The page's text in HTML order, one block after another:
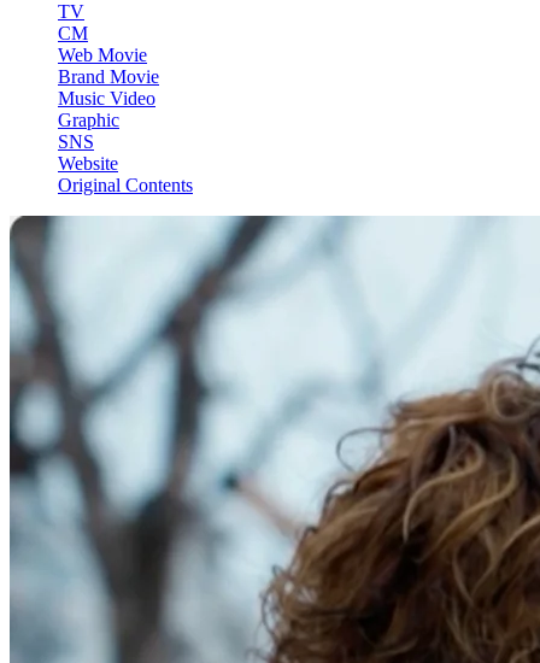
TV
CM
Web Movie
Brand Movie
Music Video
Graphic
SNS
Website
Original Contents